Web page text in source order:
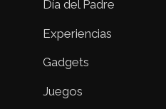
Día del Padre
Experiencias
Gadgets
Juegos